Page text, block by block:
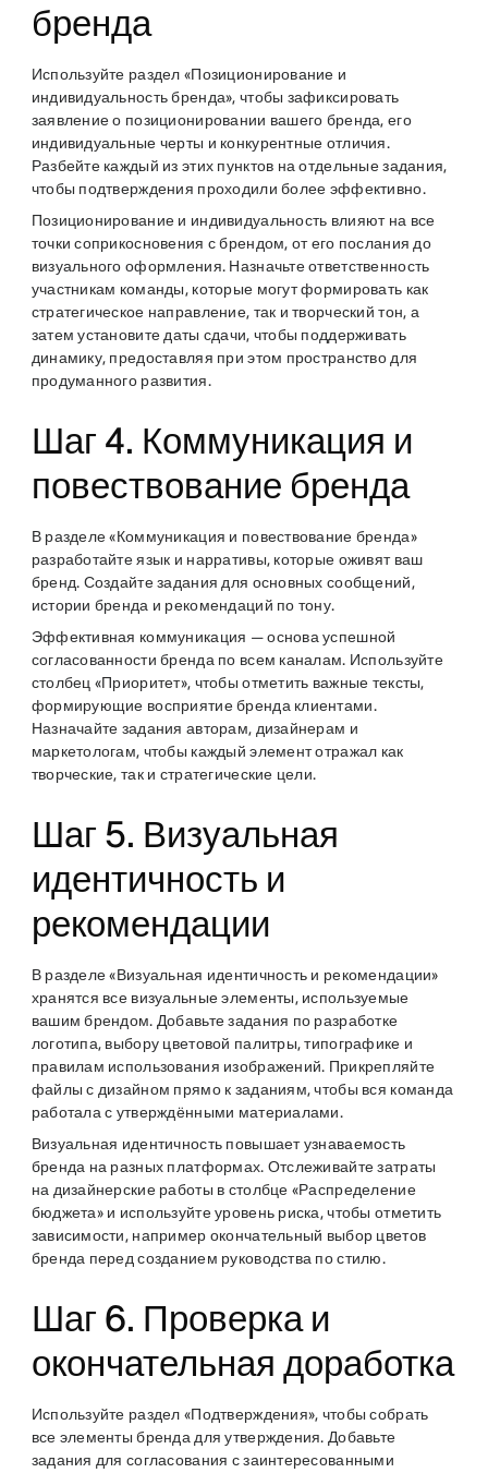
бренда
Используйте раздел «Позиционирование и
индивидуальность бренда», чтобы зафиксировать
заявление о позиционировании вашего бренда, его
индивидуальные черты и конкурентные отличия.
Разбейте каждый из этих пунктов на отдельные задания,
чтобы подтверждения проходили более эффективно.
Позиционирование и индивидуальность влияют на все
точки соприкосновения с брендом, от его послания до
визуального оформления. Назначьте ответственность
участникам команды, которые могут формировать как
стратегическое направление, так и творческий тон, а
затем установите даты сдачи, чтобы поддерживать
динамику, предоставляя при этом пространство для
продуманного развития.
Шаг 4. Коммуникация и
повествование бренда
В разделе «Коммуникация и повествование бренда»
разработайте язык и нарративы, которые оживят ваш
бренд. Создайте задания для основных сообщений,
истории бренда и рекомендаций по тону.
Эффективная коммуникация — основа успешной
согласованности бренда по всем каналам. Используйте
столбец «Приоритет», чтобы отметить важные тексты,
формирующие восприятие бренда клиентами.
Назначайте задания авторам, дизайнерам и
маркетологам, чтобы каждый элемент отражал как
творческие, так и стратегические цели.
Шаг 5. Визуальная
идентичность и
рекомендации
В разделе «Визуальная идентичность и рекомендации»
хранятся все визуальные элементы, используемые
вашим брендом. Добавьте задания по разработке
логотипа, выбору цветовой палитры, типографике и
правилам использования изображений. Прикрепляйте
файлы с дизайном прямо к заданиям, чтобы вся команда
работала с утверждёнными материалами.
Визуальная идентичность повышает узнаваемость
бренда на разных платформах. Отслеживайте затраты
на дизайнерские работы в столбце «Распределение
бюджета» и используйте уровень риска, чтобы отметить
зависимости, например окончательный выбор цветов
бренда перед созданием руководства по стилю.
Шаг 6. Проверка и
окончательная доработка
Используйте раздел «Подтверждения», чтобы собрать
все элементы бренда для утверждения. Добавьте
задания для согласования с заинтересованными